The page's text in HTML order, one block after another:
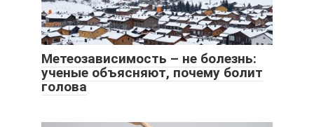
Метеозависимость – не болезнь:
ученые объясняют, почему болит
голова